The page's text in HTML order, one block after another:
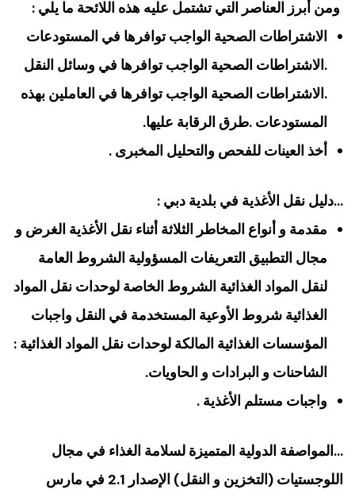
ومن أبرز العناصر التي تشتمل عليه هذه اللائحة ما يلي :
الاشتراطات الصحية الواجب توافرها في المستودعات
.الاشتراطات الصحية الواجب توافرها في وسائل النقل
.الاشتراطات الصحية الواجب توافرها في العاملين بهذه
المستودعات .طرق الرقابة عليها.
أخذ العينات للفحص والتحليل المخبرى .
…دليل نقل الأغذية في بلدية دبي :
مقدمة و أنواع المخاطر الثلاثة أثناء نقل الأغذية الغرض و
مجال التطبيق التعريفات المسؤولية الشروط العامة
لنقل المواد الغذائية الشروط الخاصة لوحدات نقل المواد
الغذائية شروط الأوعية المستخدمة في النقل واجبات
المؤسسات الغذائية المالكة لوحدات نقل المواد الغذائية :
الشاحنات و البرادات و الحاويات.
واجبات مستلم الأغذية .
…المواصفة الدولية المتميزة لسلامة الغذاء في مجال
اللوجستيات (التخزين و النقل) الإصدار 2.1 في مارس